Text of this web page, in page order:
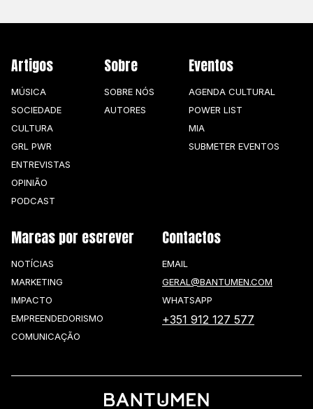
Artigos
MÚSICA
SOCIEDADE
CULTURA
GRL PWR
ENTREVISTAS
OPINIÃO
PODCAST
Sobre
SOBRE NÓS
AUTORES
Eventos
AGENDA CULTURAL
POWER LIST
MIA
SUBMETER EVENTOS
Marcas por escrever
NOTÍCIAS
MARKETING
IMPACTO
EMPREENDEDORISMO
COMUNICAÇÃO
Contactos
EMAIL
GERAL@BANTUMEN.COM
WHATSAPP
+351 912 127 577